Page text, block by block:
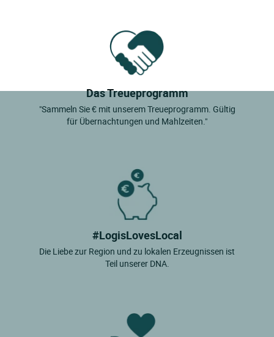
Das Treueprogramm
"Sammeln Sie € mit unserem Treueprogramm. Gültig
für Übernachtungen und Mahlzeiten."
#LogisLovesLocal
Die Liebe zur Region und zu lokalen Erzeugnissen ist
Teil unserer DNA.